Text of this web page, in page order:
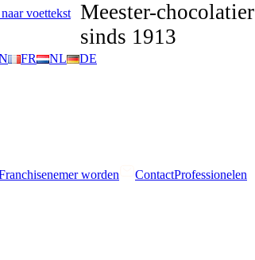
voettekst
FR NL
DE
worden ContactProfessionelen
Meester-chocolatier
sinds 1913